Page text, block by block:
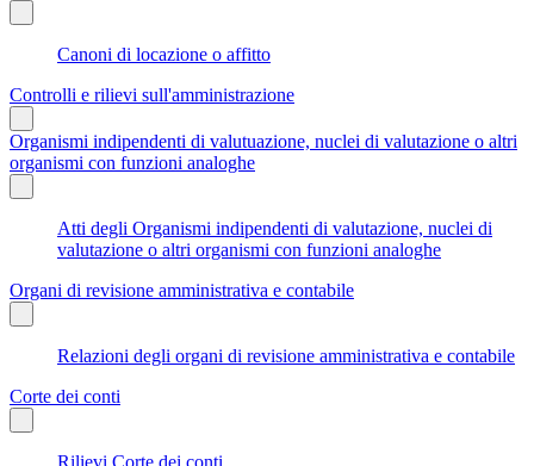
Canoni di locazione o affitto
Controlli e rilievi sull'amministrazione
Organismi indipendenti di valutuazione, nuclei di valutazione o altri
organismi con funzioni analoghe
Atti degli Organismi indipendenti di valutazione, nuclei di
valutazione o altri organismi con funzioni analoghe
Organi di revisione amministrativa e contabile
Relazioni degli organi di revisione amministrativa e contabile
Corte dei conti
Rilievi Corte dei conti